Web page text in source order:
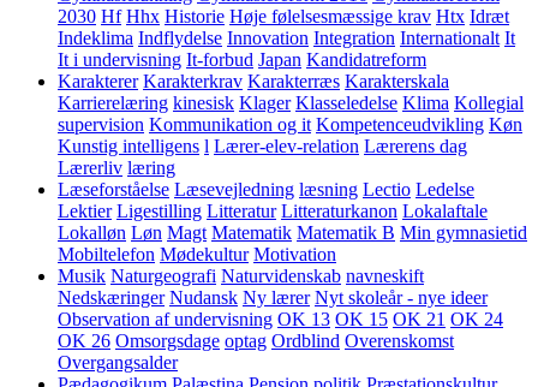
2030 Hf Hhx Historie Høje følelsesmæssige krav Htx Idræt
Indeklima Indflydelse Innovation Integration Internationalt It
It i undervisning It-forbud Japan Kandidatreform
Karakterer Karakterkrav Karakterræs Karakterskala
Karrierelæring kinesisk Klager Klasseledelse Klima Kollegial
supervision Kommunikation og it Kompetenceudvikling Køn
Kunstig intelligens l Lærer-elev-relation Lærerens dag
Lærerliv læring
Læseforståelse Læsevejledning læsning Lectio Ledelse
Lektier Ligestilling Litteratur Litteraturkanon Lokalaftale
Lokalløn Løn Magt Matematik Matematik B Min gymnasietid
Mobiltelefon Mødekultur Motivation
Musik Naturgeografi Naturvidenskab navneskift
Nedskæringer Nudansk Ny lærer Nyt skoleår - nye ideer
Observation af undervisning OK 13 OK 15 OK 21 OK 24
OK 26 Omsorgsdage optag Ordblind Overenskomst
Overgangsalder